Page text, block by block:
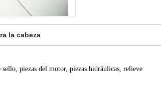
la cabeza
piezas del motor, piezas hidráulicas, relieve